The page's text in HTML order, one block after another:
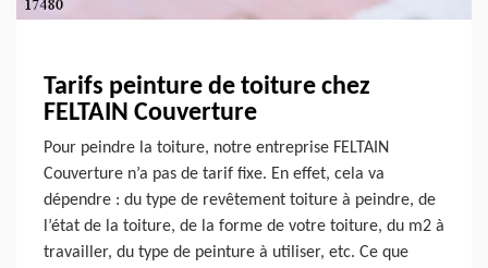
Tarifs peinture de toiture chez
FELTAIN Couverture
Pour peindre la toiture, notre entreprise FELTAIN
Couverture n’a pas de tarif fixe. En effet, cela va
dépendre : du type de revêtement toiture à peindre, de
l’état de la toiture, de la forme de votre toiture, du m2 à
travailler, du type de peinture à utiliser, etc. Ce que